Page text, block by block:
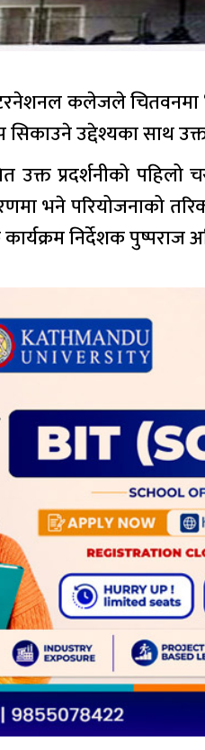
कलेजले चितवनमा
सिकाउने उद्देश्यका साथ
उक्त प्रदर्शनीको
भने परियोजनाको
निर्देशक पुष्पराज